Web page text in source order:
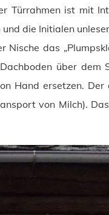
Türrahmen ist mit
die Initialen
das
über dem
Hand ersetzen.
von Milch).